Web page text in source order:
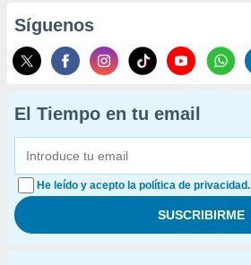
Síguenos
El Tiempo en tu email
He leído y acepto la política de privacidad.